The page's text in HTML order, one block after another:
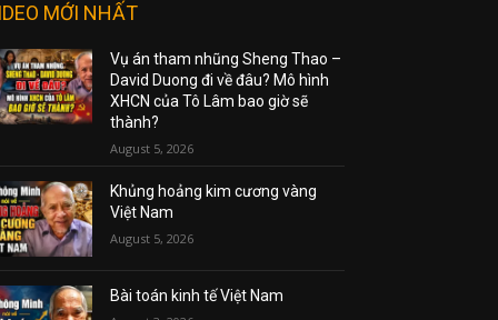
MỚI NHẤT
Vụ án tham nhũng Sheng Thao –
David Duong đi về đâu? Mô hình
XHCN của Tô Lâm bao giờ sẽ
thành?
August 5, 2026
Khủng hoảng kim cương vàng
Việt Nam
August 5, 2026
Bài toán kinh tế Việt Nam